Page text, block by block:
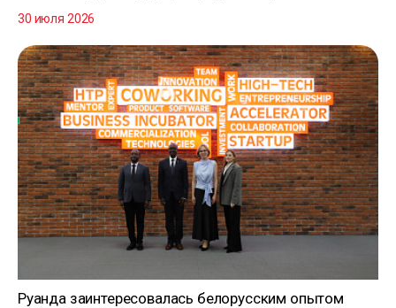
30 июля 2026
Руанда заинтересовалась белорусским опытом